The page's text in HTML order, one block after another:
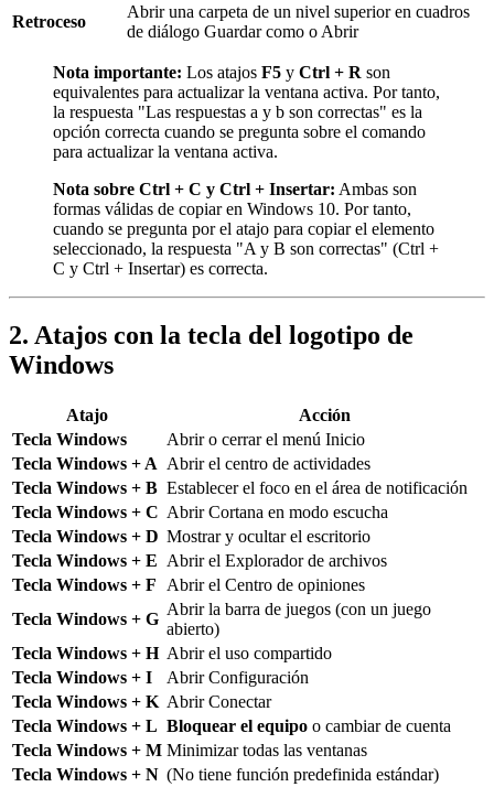
Retroceso
Abrir una carpeta de un nivel superior en cuadros
de diálogo Guardar como o Abrir
Nota importante: Los atajos F5 y Ctrl + R son
equivalentes para actualizar la ventana activa. Por tanto,
la respuesta "Las respuestas a y b son correctas" es la
opción correcta cuando se pregunta sobre el comando
para actualizar la ventana activa.
Nota sobre Ctrl + C y Ctrl + Insertar: Ambas son
formas válidas de copiar en Windows 10. Por tanto,
cuando se pregunta por el atajo para copiar el elemento
seleccionado, la respuesta "A y B son correctas" (Ctrl +
C y Ctrl + Insertar) es correcta.
2. Atajos con la tecla del logotipo de
Windows
Atajo
Acción
Tecla Windows
Abrir o cerrar el menú Inicio
Tecla Windows + A Abrir el centro de actividades
Tecla Windows + B Establecer el foco en el área de notificación
Tecla Windows + C Abrir Cortana en modo escucha
Tecla Windows + D Mostrar y ocultar el escritorio
Tecla Windows + E Abrir el Explorador de archivos
Tecla Windows + F
Abrir el Centro de opiniones
Tecla Windows + G
Abrir la barra de juegos (con un juego
abierto)
Tecla Windows + H Abrir el uso compartido
Tecla Windows + I
Abrir Configuración
Tecla Windows + K Abrir Conectar
Tecla Windows + L Bloquear el equipo o cambiar de cuenta
Tecla Windows + M Minimizar todas las ventanas
Tecla Windows + N (No tiene función predefinida estándar)